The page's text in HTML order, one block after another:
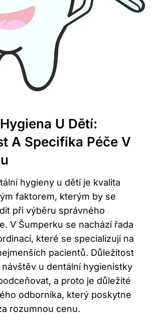
U Dětí:
A Specifika Péče V
hygieny u dětí je kvalita
faktorem, kterým by se
při výběru správného
V Šumperku se nachází řada
které se specializují na
pacientů. Důležitost
u dentální hygienistky
a proto je důležité
odborníka, který poskytne
rozumnou cenu.